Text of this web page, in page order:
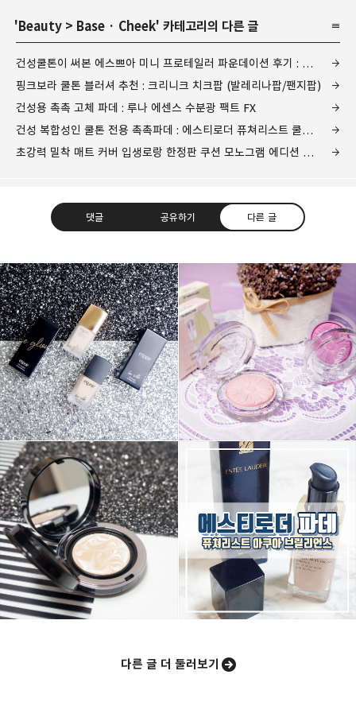
'Beauty > Base · Cheek' 카테고리의 다른 글
건성쿨톤이 써본 에스쁘아 미니 프로테일러 파운데이션 후기 : 비실크 vs 비글로우 비교
핑크보라 쿨톤 블러셔 추천 : 크리니크 치크팝 (발레리나팝/팬지팝)
건성용 촉촉 고체 파데 : 루나 에센스 수분광 팩트 FX
건성 복합성인 쿨톤 전용 촉촉파데 : 에스티로더 퓨쳐리스트 쿨포슬린 파운데이션
초강력 밀착 매트 커버 입생로랑 한정판 쿠션 모노그램 에디션 리얼후기
댓글 공유하기 다른 글
그녀는 예뻤다
몸도 마음도 모두 예뻐지기 위한 그녀의 영혼을 갈아만든
블로그
구독하기
구독하기 카카오톡 라인 트위터
카카오스토리 밴드 네이버 블로그
다른 글 더 둘러보기